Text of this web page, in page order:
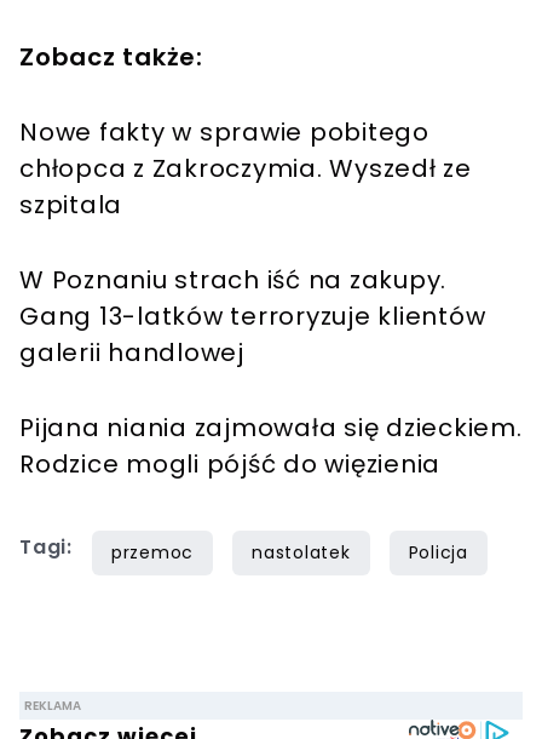
Zobacz także:
Nowe fakty w sprawie pobitego
chłopca z Zakroczymia. Wyszedł ze
szpitala
W Poznaniu strach iść na zakupy.
Gang 13-latków terroryzuje klientów
galerii handlowej
Pijana niania zajmowała się dzieckiem.
Rodzice mogli pójść do więzienia
Tagi: przemoc nastolatek Policja